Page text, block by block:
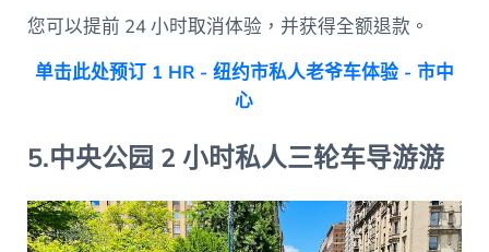
您可以提前 24 小时取消体验，并获得全额退款。
单击此处预订 1 HR - 纽约市私人老爷车体验 - 市中
心
5.中央公园 2 小时私人三轮车导游游